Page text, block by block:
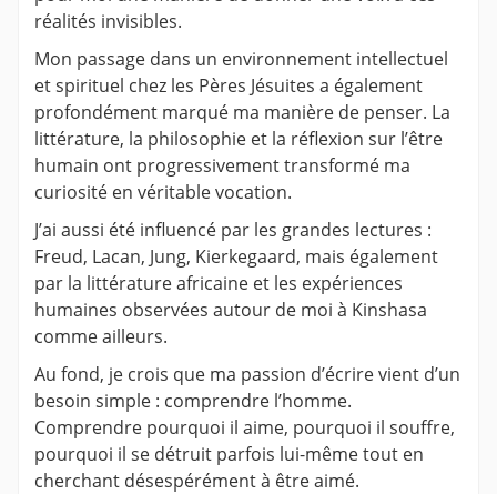
réalités invisibles.
Mon passage dans un environnement intellectuel
et spirituel chez les Pères Jésuites a également
profondément marqué ma manière de penser. La
littérature, la philosophie et la réflexion sur l’être
humain ont progressivement transformé ma
curiosité en véritable vocation.
J’ai aussi été influencé par les grandes lectures :
Freud, Lacan, Jung, Kierkegaard, mais également
par la littérature africaine et les expériences
humaines observées autour de moi à Kinshasa
comme ailleurs.
Au fond, je crois que ma passion d’écrire vient d’un
besoin simple : comprendre l’homme.
Comprendre pourquoi il aime, pourquoi il souffre,
pourquoi il se détruit parfois lui-même tout en
cherchant désespérément à être aimé.